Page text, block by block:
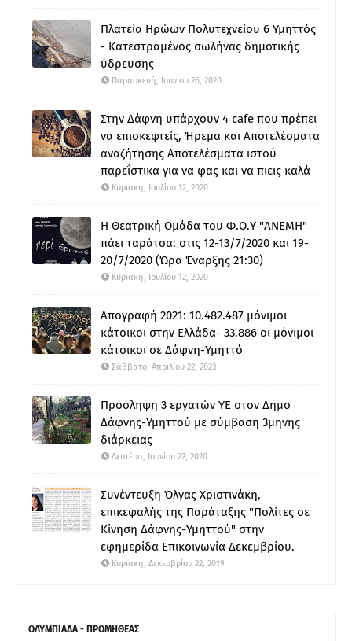
Πλατεία Ηρώων Πολυτεχνείου 6 Υμηττός
- Κατεστραμένος σωλήνας δημοτικής
ύδρευσης
Παρασκευή, Ιουνίου 26, 2020
Στην Δάφνη υπάρχουν 4 cafe που πρέπει
να επισκεφτείς, Ήρεμα και Αποτελέσματα
αναζήτησης Αποτελέσματα ιστού
παρεΐστικα για να φας και να πιεις καλά
Κυριακή, Ιουλίου 12, 2020
Η Θεατρική Ομάδα του Φ.Ο.Υ "ΑΝΕΜΗ"
πάει ταράτσα: στις 12-13/7/2020 και 19-
20/7/2020 (Ώρα Έναρξης 21:30)
Κυριακή, Ιουλίου 12, 2020
Απογραφή 2021: 10.482.487 μόνιμοι
κάτοικοι στην Ελλάδα- 33.886 οι μόνιμοι
κάτοικοι σε Δάφνη-Υμηττό
Σάββατο, Απριλίου 22, 2023
Πρόσληψη 3 εργατών ΥΕ στον Δήμο
Δάφνης-Υμηττού με σύμβαση 3μηνης
διάρκειας
Δευτέρα, Ιουνίου 22, 2020
Συνέντευξη Όλγας Χριστινάκη,
επικεφαλής της Παράταξης "Πολίτες σε
Κίνηση Δάφνης-Υμηττού" στην
εφημερίδα Επικοινωνία Δεκεμβρίου.
Κυριακή, Δεκεμβρίου 22, 2019
ΟΛΥΜΠΙΑΔΑ - ΠΡΟΜΗΘΕΑΣ